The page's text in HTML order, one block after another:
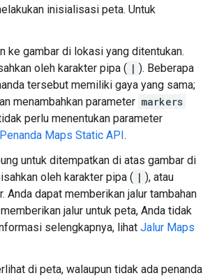
inisialisasi peta. Untuk
ke gambar di lokasi yang ditentukan.
oleh karakter pipa ( | ). Beberapa
tersebut memiliki gaya yang sama;
menambahkan parameter markers
perlu menentukan parameter
Penanda Maps Static API.
untuk ditempatkan di atas gambar di
oleh karakter pipa ( | ), atau
Anda dapat memberikan jalur tambahan
jalur untuk peta, Anda tidak
selengkapnya, lihat Jalur Maps
di peta, walaupun tidak ada penanda